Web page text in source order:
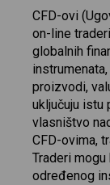
CFD-ovi
on-line
globalnih
proizvodi,
uključuju istu
vlasništvo
CFD-ovima,
Traderi
određenog